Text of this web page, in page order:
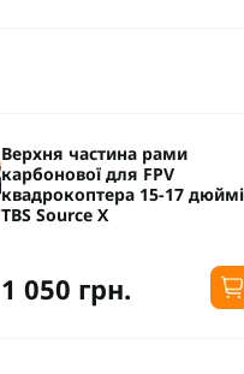
Верхня частина рами
карбонової для FPV
квадрокоптера 15-17
TBS Source X
1 050 грн.